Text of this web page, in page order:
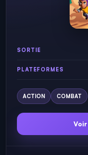
SORTIE
PLATEFORMES
ACTION COMBAT
Voir